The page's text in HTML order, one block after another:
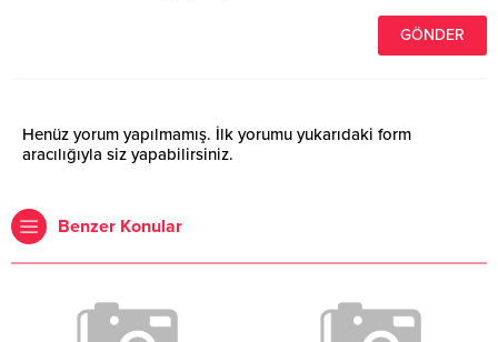
Henüz yorum yapılmamış. İlk yorumu yukarıdaki form
aracılığıyla siz yapabilirsiniz.
Benzer Konular